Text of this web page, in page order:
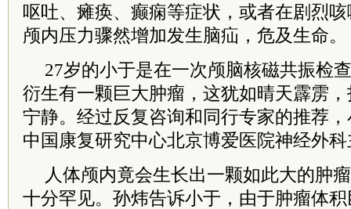
呕吐、瘫痪、癫痫等症状，或者在剧烈
颅内压力骤然增加发生脑疝，危及生命。
27岁的小于是在一次颅脑核磁共振检
衍生有一颗巨大肿瘤，这犹如晴天霹雳
宁静。经过反复咨询和同行专家的推荐
中国康复研究中心北京博爱医院神经外
人体颅内竟会生长出一颗如此大的肿
十分罕见。孙炜告诉小于，由于肿瘤体